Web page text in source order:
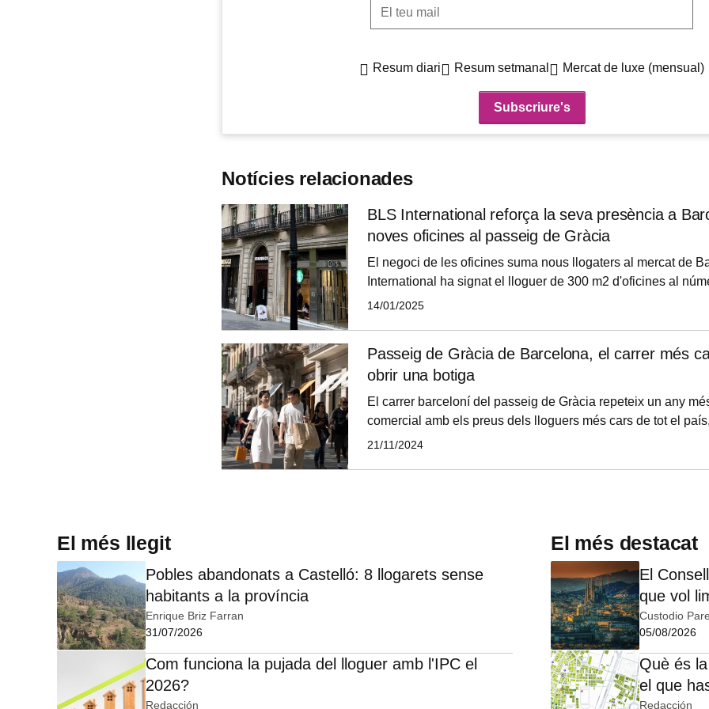
El teu mail
Resum diari Resum setmanal Mercat de luxe (mensual)
Notícies relacionades
BLS International reforça la seva presència a
noves oficines al passeig de Gràcia
El negoci de les oficines suma nous llogaters al mercat de
International ha signat el lloguer de 300 m2 d'oficines al
de Gràcia, una de les principals artèries comercials i de
governamentals es posiciona en una ubicació prime i
d'expansió a Espa
14/01/2025
Passeig de Gràcia de Barcelona, el carrer més
obrir una botiga
El carrer barceloní del passeig de Gràcia repeteix un any
comercial amb els preus dels lloguers més cars de tot el
de 3.180 euros per metre quadrat l'any, i, darrere seu en
21/11/2024
El més llegit
Pobles abandonats a Castelló: 8 llogarets sense
habitants a la província
Enrique Briz Farran
31/07/2026
Com funciona la pujada del lloguer amb l'IPC el
2026?
Redacción
El més destacat
El
que vol
Custodio
05/08/2026
Què és
el que
Redacción